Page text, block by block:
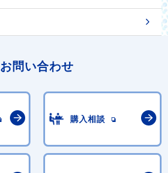
お問い合わせ
購入相談